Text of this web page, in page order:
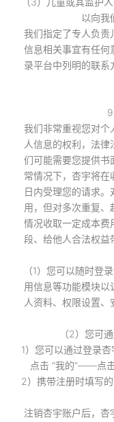
以向我
我们指定了专人负责
信息相关事宜有任何
录平台中列明的联系
我们非常重视您对个
人信息的权利，法
们可能需要您提供书
常情况下，杏宇将在
日内受理您的请求
用，但对多次重复、
情况收取一定成本费
段、给他人合法权益
（1）您可以随时登
用信息等功能模块
人资料、权限设置
（2）您可
1）您可以通过登录
点击 “我的”——点
2）携带注册时填写
注销杏宇账户后，